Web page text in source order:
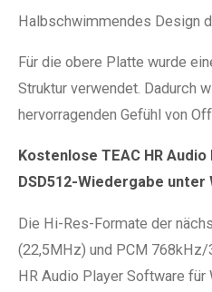
Halbschwimmendes Design
Für die obere Platte wurde
Struktur verwendet. Dadurch
hervorragenden Gefühl von
Kostenlose TEAC HR
DSD512-Wiedergabe unter
Die Hi-Res-Formate der
(22,5MHz) und PCM
HR Audio Player Software für